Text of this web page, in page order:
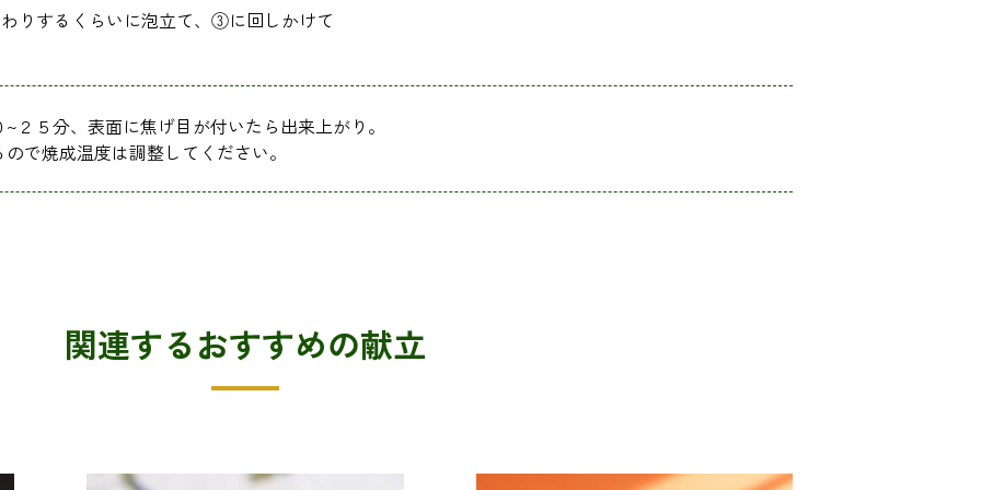
りするくらいに泡立て、③に回しかけて
５分、表面に焦げ目が付いたら出来上がり。
で焼成温度は調整してください。
関連するおすすめの献立